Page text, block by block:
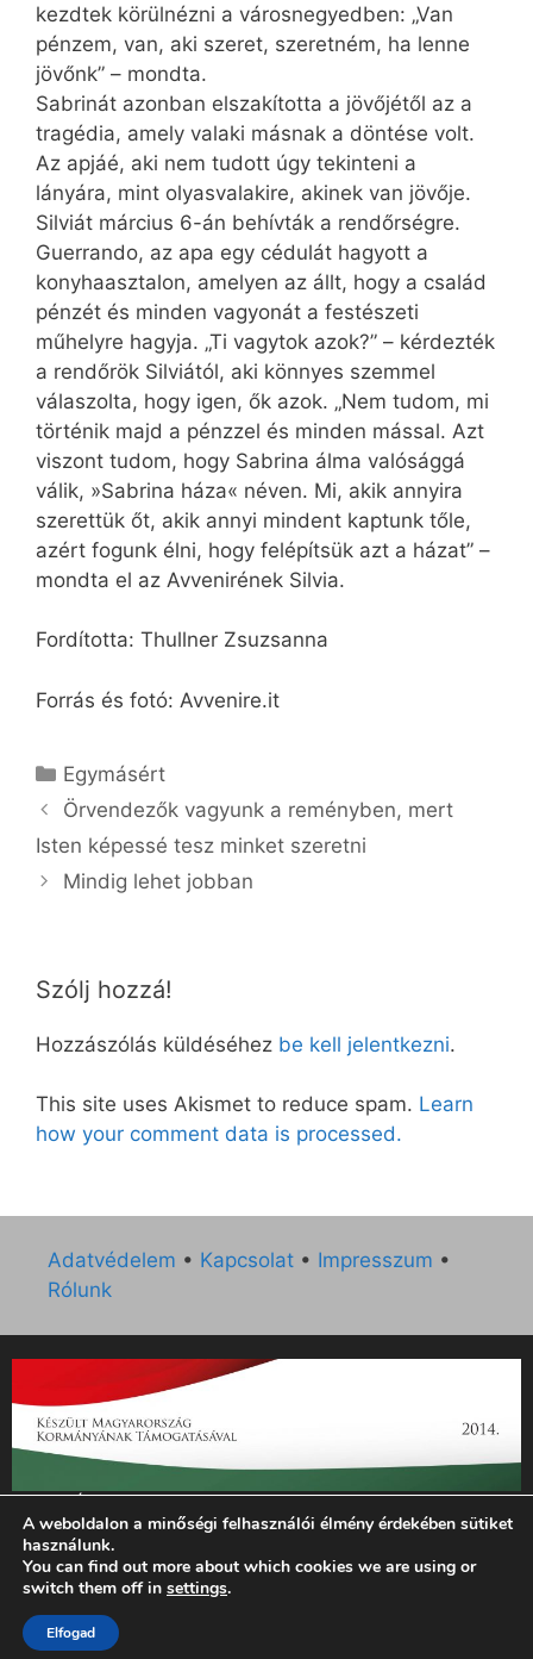
kezdtek körülnézni a városnegyedben: „Van
pénzem, van, aki szeret, szeretném, ha lenne
jövőnk” – mondta.
Sabrinát azonban elszakította a jövőjétől az a
tragédia, amely valaki másnak a döntése volt.
Az apjáé, aki nem tudott úgy tekinteni a
lányára, mint olyasvalakire, akinek van jövője.
Silviát március 6-án behívták a rendőrségre.
Guerrando, az apa egy cédulát hagyott a
konyhaasztalon, amelyen az állt, hogy a család
pénzét és minden vagyonát a festészeti
műhelyre hagyja. „Ti vagytok azok?” – kérdezték
a rendőrök Silviától, aki könnyes szemmel
válaszolta, hogy igen, ők azok. „Nem tudom, mi
történik majd a pénzzel és minden mással. Azt
viszont tudom, hogy Sabrina álma valósággá
válik, »Sabrina háza« néven. Mi, akik annyira
szerettük őt, akik annyi mindent kaptunk tőle,
azért fogunk élni, hogy felépítsük azt a házat” –
mondta el az Avvenirének Silvia.
Fordította: Thullner Zsuzsanna
Forrás és fotó: Avvenire.it
Kategória
Egymásért
Örvendezők vagyunk a reményben, mert
Isten képessé tesz minket szeretni
Mindig lehet jobban
Szólj hozzá!
Hozzászólás küldéséhez be kell jelentkezni.
This site uses Akismet to reduce spam. Learn
how your comment data is processed.
Adatvédelem • Kapcsolat • Impresszum •
Rólunk
„Az Új Ember katolikus hetilap 2014. évi működésének
támogatását az EGYH-KCP-14-P-0121 sz. támogatási
szerződés keretében 3 000 000 Ft összegben támogatta az
Emberi Erőforrások Minisztériuma.”
© 2026 Magyar Kurír - Új Ember
A weboldalon a minőségi felhasználói élmény érdekében sütiket
használunk.
You can find out more about which cookies we are using or
switch them off in settings.
Elfogad